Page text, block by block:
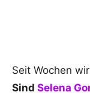
Seit Wochen
Sind Selena